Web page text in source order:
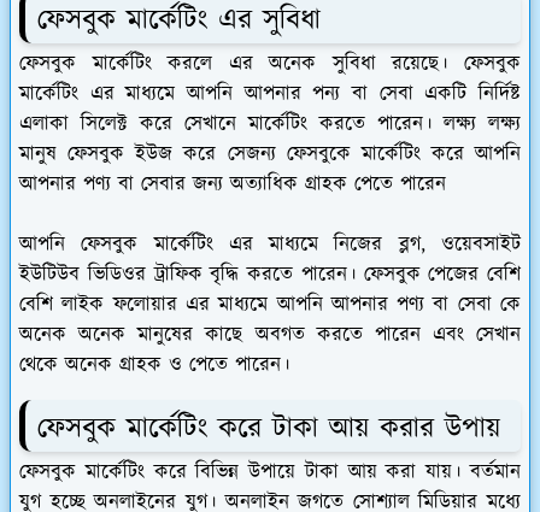
ফেসবুক মার্কেটিং এর সুবিধা
ফেসবুক মার্কেটিং করলে এর অনেক সুবিধা রয়েছে। ফেসবুক
মার্কেটিং এর মাধ্যমে আপনি আপনার পন্য বা সেবা একটি নির্দিষ্ট
এলাকা সিলেক্ট করে সেখানে মার্কেটিং করতে পারেন। লক্ষ্য লক্ষ্য
মানুষ ফেসবুক ইউজ করে সেজন্য ফেসবুকে মার্কেটিং করে আপনি
আপনার পণ্য বা সেবার জন্য অত্যাধিক গ্রাহক পেতে পারেন
আপনি ফেসবুক মার্কেটিং এর মাধ্যমে নিজের ব্লগ, ওয়েবসাইট
ইউটিউব ভিডিওর ট্রাফিক বৃদ্ধি করতে পারেন। ফেসবুক পেজের বেশি
বেশি লাইক ফলোয়ার এর মাধ্যমে আপনি আপনার পণ্য বা সেবা কে
অনেক অনেক মানুষের কাছে অবগত করতে পারেন এবং সেখান
থেকে অনেক গ্রাহক ও পেতে পারেন।
ফেসবুক মার্কেটিং করে টাকা আয় করার উপায়
ফেসবুক মার্কেটিং করে বিভিন্ন উপায়ে টাকা আয় করা যায়। বর্তমান
যুগ হচ্ছে অনলাইনের যুগ। অনলাইন জগতে সোশ্যাল মিডিয়ার মধ্যে